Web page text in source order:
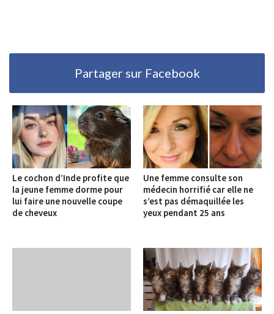
Partager sur Facebook
Le cochon d’Inde profite que
la jeune femme dorme pour
lui faire une nouvelle coupe
de cheveux
Une femme consulte son
médecin horrifié car elle ne
s’est pas démaquillée les
yeux pendant 25 ans